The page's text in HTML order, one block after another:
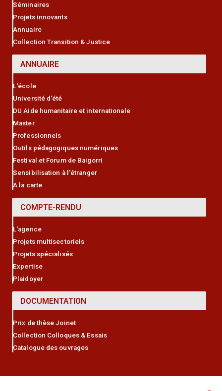
Séminaires
Projets innovants
Annuaire
Collection Transition & Justice
ANNUAIRE
L'école
Université d'été
DU Aide humanitaire et internationale
Master
Professionnels
Outils pédagogiques numériques
Festival et Forum de Baigorri
Sensibilisation à l'étranger
A la carte
COMPTE-RENDU
L'agence
Projets multisectoriels
Projets spécialisés
Expertise
Plaidoyer
DOCUMENTATION
Prix de thèse Joinet
Collection Colloques & Essais
Catalogue des ouvrages